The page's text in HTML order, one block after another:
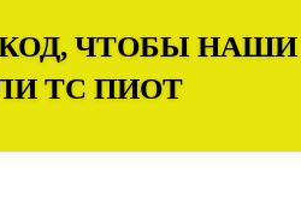
ЧТОБЫ
ТС ПИОТ